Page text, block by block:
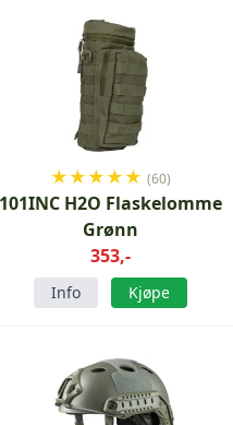
★★★★★ (60)
101INC H2O Flaskelomme
Grønn
353,-
Info Kjøpe